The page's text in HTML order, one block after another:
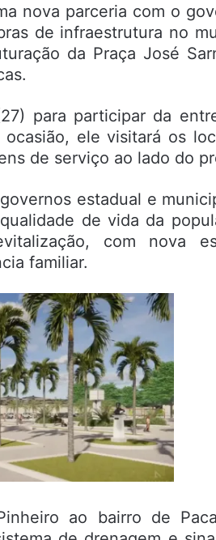
nova parceria com o
de infraestrutura no
da Praça José
para participar da
ele visitará os
de serviço ao lado do
estadual e
de vida da
com nova
familiar.
ao bairro de